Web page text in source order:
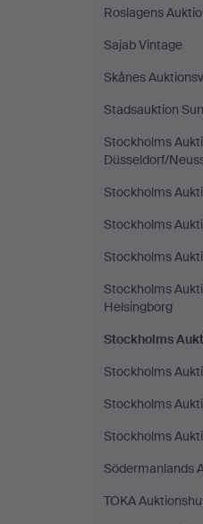
Roslagens
Sajab Vintage
Skånes
Stadsauktion
Stockholms
Düsseldorf/
Stockholms
Stockholms
Stockholms
Stockholms
Helsingborg
Stockholms
Stockholms
Stockholms
Stockholms
Södermanlands
TOKA